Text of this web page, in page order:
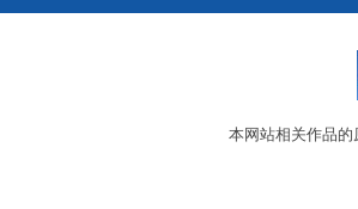
本网站相关作品